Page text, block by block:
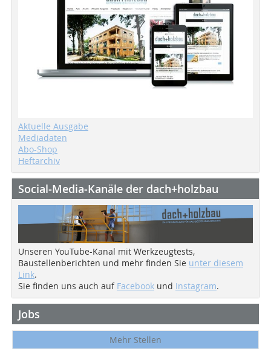
Aktuelle Ausgabe
Mediadaten
Abo-Shop
Heftarchiv
Social-Media-Kanäle der dach+holzbau
Unseren YouTube-Kanal mit Werkzeugtests,
Baustellenberichten und mehr finden Sie unter diesem
Link.
Sie finden uns auch auf Facebook und Instagram.
Jobs
Mehr Stellen